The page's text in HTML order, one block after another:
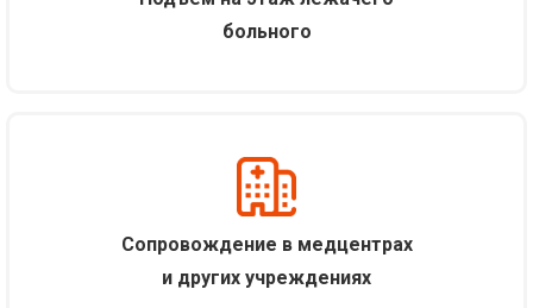
больного
Сопровождение в медцентрах
и других учреждениях